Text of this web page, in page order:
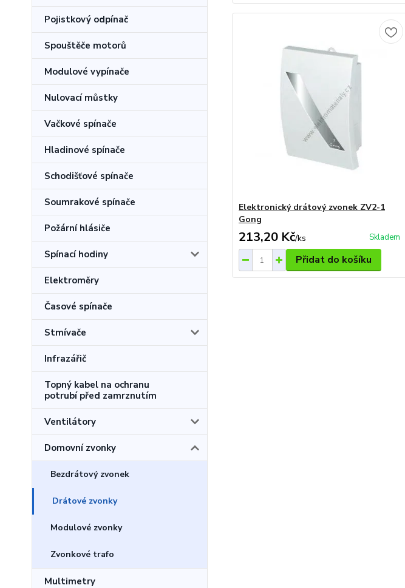
Pojistkový odpínač
Spouštěče motorů
Modulové vypínače
Nulovací můstky
Vačkové spínače
Hladinové spínače
Schodišťové spínače
Soumrakové spínače
Požární hlásiče
Spínací hodiny
Elektroměry
Časové spínače
Stmívače
Infrazářič
Topný kabel na ochranu
potrubí před zamrznutím
Ventilátory
Domovní zvonky
Bezdrátový zvonek
Drátové zvonky
Modulové zvonky
Zvonkové trafo
Multimetry
Elektronický drátový zvonek ZV2-1
Gong
213,20 Kč/ks Skladem
Přidat do košíku